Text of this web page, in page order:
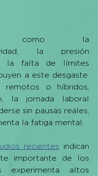
como la
la presión
la falta de límites
a este desgaste.
remotos o híbridos,
la jornada laboral
sin pausas reales,
la fatiga mental.
recientes indican
importante de los
experimenta altos